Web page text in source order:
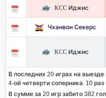
KCC Иджис
Чханвон Секерс
KCC Иджис
В последних 20 играх на
4-ой четверти соперника. 10
В сумме за 20 игр забито 382